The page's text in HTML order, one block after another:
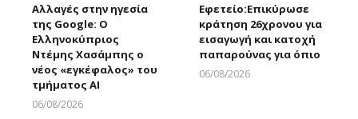
Αλλαγές στην ηγεσία
της Google: Ο
Ελληνοκύπριος
Ντέμης Χασάμπης ο
νέος «εγκέφαλος» του
τμήματος AI
06/08/2026
Εφετείο:Eπικύρωσε
κράτηση 26χρονου για
εισαγωγή και κατοχή
παπαρούνας για όπιο
06/08/2026